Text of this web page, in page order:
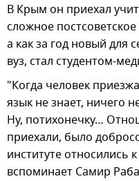
В Крым он приехал
сложное
а как за год новый для
вуз, стал студентом-
"Когда человек
язык не знает, ничего
Ну, потихонечку…
приехали, было
институте относились
вспоминает Самир